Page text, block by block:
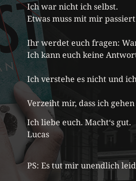
Ich war nicht ich selbst.
Etwas muss mit mir
Ihr werdet euch fragen:
Ich kann euch keine
Ich verstehe es nicht und
Verzeiht mir, dass ich gehen
Ich liebe euch. Macht‘s gut.
Lucas
PS: Es tut mir unendlich